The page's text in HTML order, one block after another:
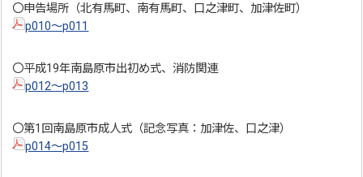
〇申告場所（北有馬町、南有馬町、口之津町、加津佐町）
p010～p011
〇平成19年南島原市出初め式、消防関連
p012～p013
〇第1回南島原市成人式（記念写真：加津佐、口之津）
p014～p015